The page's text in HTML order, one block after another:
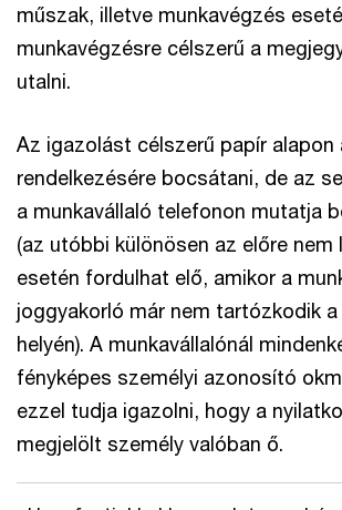
műszak, illetve munkavégzés
munkavégzésre célszerű a
utalni.
Az igazolást célszerű papír alapon
rendelkezésére bocsátani, de az
a munkavállaló telefonon mutatja
(az utóbbi különösen az előre
esetén fordulhat elő, amikor a
joggyakorló már nem tartózkodik
helyén). A munkavállalónál
fényképes személyi azonosító
ezzel tudja igazolni, hogy a
megjelölt személy valóban ő.